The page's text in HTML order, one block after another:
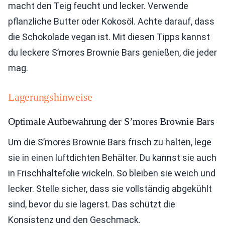
macht den Teig feucht und lecker. Verwende
pflanzliche Butter oder Kokosöl. Achte darauf, dass
die Schokolade vegan ist. Mit diesen Tipps kannst
du leckere S’mores Brownie Bars genießen, die jeder
mag.
Lagerungshinweise
Optimale Aufbewahrung der S’mores Brownie Bars
Um die S’mores Brownie Bars frisch zu halten, lege
sie in einen luftdichten Behälter. Du kannst sie auch
in Frischhaltefolie wickeln. So bleiben sie weich und
lecker. Stelle sicher, dass sie vollständig abgekühlt
sind, bevor du sie lagerst. Das schützt die
Konsistenz und den Geschmack.